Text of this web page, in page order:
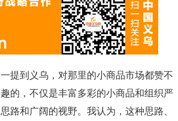
到义乌，对那里的小商品市场都赞不
的，不仅是丰富多彩的小商品和组织严
路和广阔的视野。我认为，这种思路、